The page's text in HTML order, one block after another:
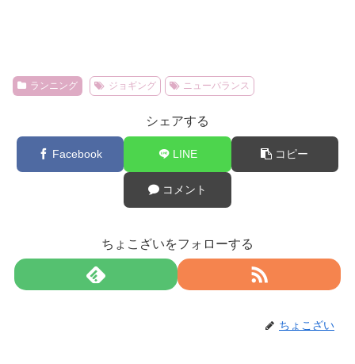
ランニング ジョギング ニューバランス
シェアする
Facebook LINE コピー
コメント
ちょこざいをフォローする
ちょこざい